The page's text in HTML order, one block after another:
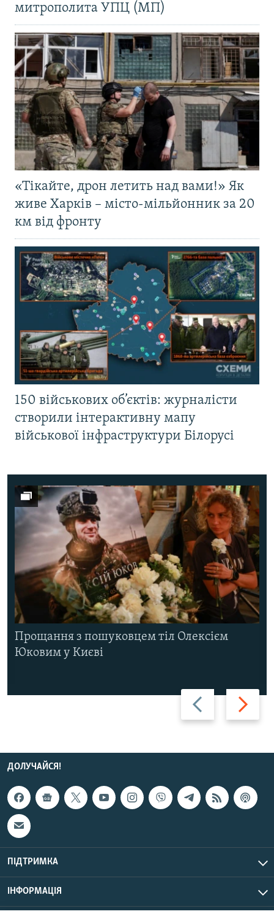
митрополита УПЦ (МП)
«Тікайте, дрон летить над вами!» Як
живе Харків – місто-мільйонник за 20
км від фронту
150 військових об’єктів: журналісти
створили інтерактивну мапу
військової інфраструктури Білорусі
Назад Вперед
Прощання з пошуковцем тіл Олексієм
Юковим у Києві
ДОЛУЧАЙСЯ!
ПІДТРИМКА
ІНФОРМАЦІЯ